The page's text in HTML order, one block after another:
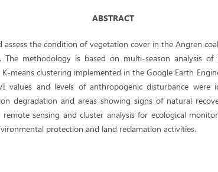
ABSTRACT
the condition of vegetation cover in the Angren
methodology is based on multi-season analysis of
means clustering implemented in the Google Earth
values and levels of anthropogenic disturbance were
degradation and areas showing signs of natural
remote sensing and cluster analysis for ecological
protection and land reclamation activities.